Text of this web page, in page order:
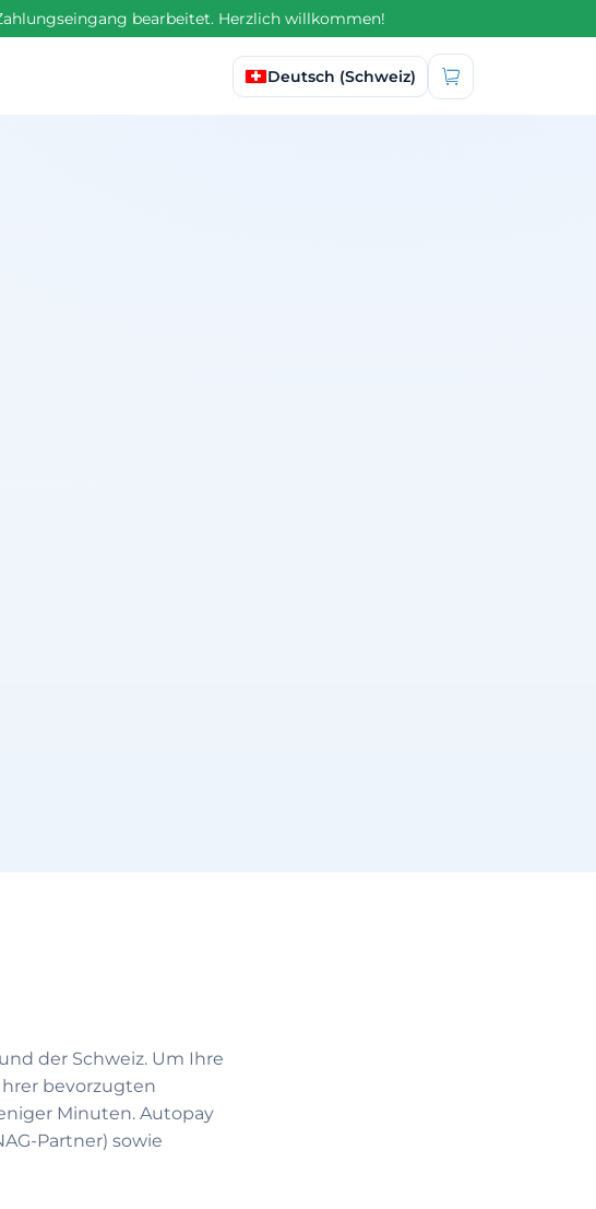
bearbeitet. Herzlich willkommen!
Sprache auswählen
Deutsch (Schweiz)
der Schweiz. Um Ihre
bevorzugten
Minuten. Autopay
Partner) sowie